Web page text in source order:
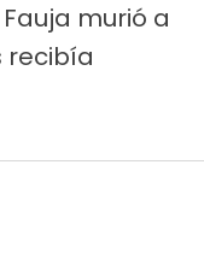
murió a
recibía